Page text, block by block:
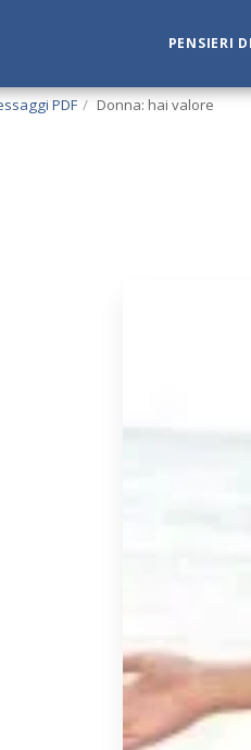
PENSIERI
PDF Donna: hai valore